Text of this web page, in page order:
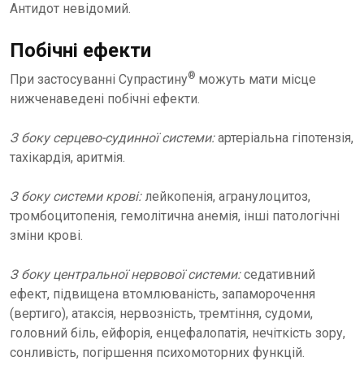
Антидот невідомий.
Побічні ефекти
При застосуванні Супрастину® можуть мати місце
нижченаведені побічні ефекти.
З боку серцево-судинної системи:артеріальна гіпотензія,
тахікардія, аритмія.
З боку системи крові:лейкопенія, агранулоцитоз,
тромбоцитопенія, гемолітична анемія, інші патологічні
зміни крові.
З боку центральної нервової системи:седативний
ефект, підвищена втомлюваність, запаморочення
(вертиго), атаксія, нервозність, тремтіння, судоми,
головний біль, ейфорія, енцефалопатія, нечіткість зору,
сонливість, погіршення психомоторних функцій.